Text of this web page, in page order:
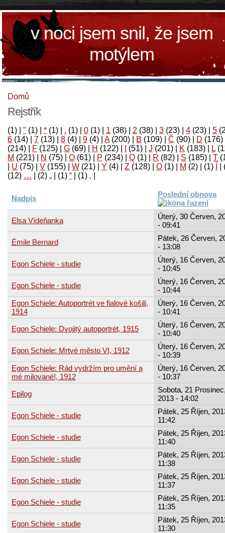
v noci jsem snil, že jsem
motýlem
Domů
Rejstřík
(1) " (1) * (1) . (1) 0 (1) 1 (38) 2 (38) 3 (23) 4 (23) 5
6 (14) 7 (13) 8 (4) 9 (4) A(200) B (109) Č (90) D (176)
(214)
F (125) G (69) H (122) (51) J (201) K (183) L
M (221) N (75) O (61) P (234) Q (1) R (82) S (185) T
U (75) V (155) W (21) Y (4) Z (128) Ο (1) М (2)
(1)
‚
(1)
“
(1)
„
(2)
…
(12)
Nadpis Poslední obnova
Elsa Vídeňanka
Úterý, 30 Červen,
- 09:41
Émile Bernard
Pátek, 26 Červen,
- 13:08
Egon Schiele - studie
Úterý, 16 Červen,
- 10:45
Egon Schiele - studie
Úterý, 16 Červen,
- 10:44
Egon Schiele: Autoportrét ve fialové košili,
1914
Úterý, 16 Červen,
- 10:41
Egon Schiele: Dvojitý autoportrét, 1915
Úterý, 16 Červen,
- 10:40
Egon Schiele: Mrtvé město VI, 1912
Úterý, 16 Červen,
- 10:39
Egon Schiele: Rád vydržím pro umění a
mé milované!, 1912
Úterý, 16 Červen,
- 10:37
Epilog
Sobota, 21
2013 - 14:02
Egon Schiele - studie
Pátek, 25 Říjen,
11:42
Egon Schiele - studie
Pátek, 25 Říjen,
11:40
Egon Schiele - studie
Pátek, 25 Říjen,
11:38
Egon Schiele - studie
Pátek, 25 Říjen,
11:37
Egon Schiele - studie
Pátek, 25 Říjen,
11:35
Egon Schiele - studie
Pátek, 25 Říjen,
11:30